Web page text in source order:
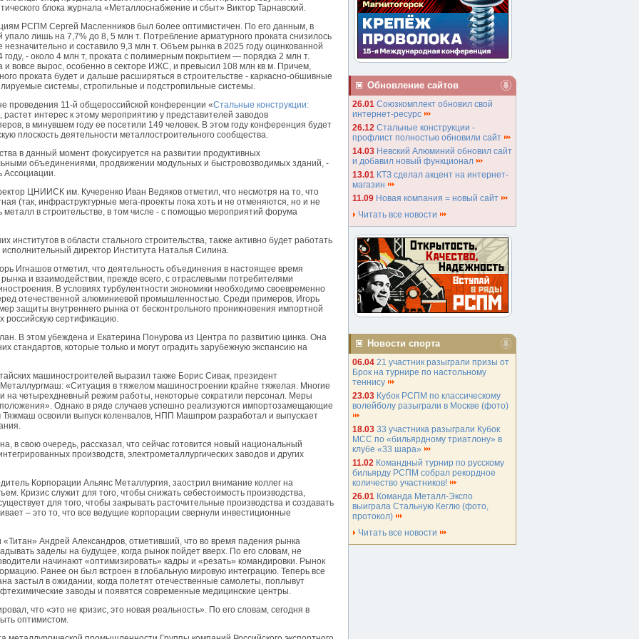
блока журнала «Металлоснабжение и сбыт» Виктор Тарнавский.
РСПМ Сергей Масленников был более оптимистичен. По его данным, в
упало лишь на 7,7% до 8, 5 млн т. Потребление арматурного проката снизилось
незначительно и составило 9,3 млн т. Объем рынка в 2025 году оцинкованной
году, - около 4 млн т, проката с полимерным покрытием — порядка 2 млн т.
и вовсе вырос, особенно в секторе ИЖС, и превысил 108 млн кв м. Причем,
проката будет и дальше расширяться в строительстве - каркасно-обшивные
системы, стропильные и подстропильные системы.
проведения 11-й общероссийской конференции «Стальные конструкции:
растет интерес к этому мероприятию у представителей заводов
в минувшем году ее посетили 149 человек. В этом году конференция будет
плоскость деятельности металлостроительного сообщества.
в данный момент фокусируется на развитии продуктивных
объединениями, продвижении модульных и быстровозводимых зданий, -
Ассоциации.
ЦНИИСК им. Кучеренко Иван Ведяков отметил, что несмотря на то, что
(так, инфраструктурные мега-проекты пока хоть и не отменяются, но и не
в строительстве, в том числе - с помощью мероприятий форума
в области стального строительства, также активно будет работать
директор Института Наталья Силина.
Игнашов отметил, что деятельность объединения в настоящее время
и взаимодействии, прежде всего, с отраслевыми потребителями
В условиях турбулентности экономики необходимо своевременно
отечественной алюминиевой промышленностью. Среди примеров, Игорь
защиты внутреннего рынка от бесконтрольного проникновения импортной
российскую сертификацию.
В этом убеждена и Екатерина Понурова из Центра по развитию цинка. Она
стандартов, которые только и могут оградить зарубежную экспансию на
машиностроителей выразил также Борис Сивак, президент
«Ситуация в тяжелом машиностроении крайне тяжелая. Многие
четырехдневный режим работы, некоторые сократили персонал. Меры
Однако в ряде случаев успешно реализуются импортозамещающие
Тяжмаш освоили выпуск коленвалов, НПП Машпром разработал и выпускает
свою очередь, рассказал, что сейчас готовится новый национальный
производств, электрометаллургических заводов и других
Корпорации Альянс Металлургия, заострил внимание коллег на
Кризис служит для того, чтобы снижать себестоимость производства,
для того, чтобы закрывать расточительные производства и создавать
– это то, что все ведущие корпорации свернули инвестиционные
Андрей Александров, отметивший, что во время падения рынка
заделы на будущее, когда рынок пойдет вверх. По его словам, не
начинают «оптимизировать» кадры и «резать» командировки. Рынок
Ранее он был встроен в глобальную мировую интеграцию. Теперь все
застыл в ожидании, когда полетят отечественные самолеты, поплывут
заводы и появятся современные медицинские центры.
что «это не кризис, это новая реальность». По его словам, сегодня в
оптимистом.
Обновление сайтов
26.01 Союзкомплект обновил свой
интернет-ресурс
26.12 Стальные конструкции -
профлист полностью обновили сайт
14.03 Невский Алюминий обновил сайт
и добавил новый функционал
13.01 КТЗ сделал акцент на интернет-
магазин
11.09 Новая компания = новый сайт
Читать все новости
Новости спорта
06.04 21 участник разыграли призы от
Брок на турнире по настольному
теннису
23.03 Кубок РСПМ по классическому
волейболу разыграли в Москве (фото)
18.03 33 участника разыграли Кубок
МСС по «бильярдному триатлону» в
клубе «33 шара»
11.02 Командный турнир по русскому
бильярду РСПМ собрал рекордное
количество участников!
26.01 Команда Металл-Экспо
выиграла Стальную Кеглю (фото,
протокол)
Читать все новости